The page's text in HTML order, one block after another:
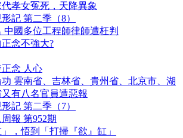
孝女冤死，天降異象
記 第二季（8）
中國多位工程師律師遭枉判
念不強大?
念 人心
雲南省、吉林省、貴州省、北京市、湖
有八名官員遭惡報
記 第二季（7）
周報 第952期
，悟到「打掃『欲』缸」